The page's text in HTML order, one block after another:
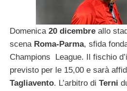
Domenica 20 dicembre allo
scena Roma-Parma, sfida
Champions League. Il fischio
previsto per le 15,00 e sarà
Tagliavento. L’arbitro di Terni